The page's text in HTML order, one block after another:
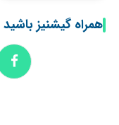
همراه گیشنیز باشید